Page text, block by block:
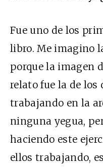
Fue uno de los
libro. Me imagino
porque la imagen
relato fue la de los
trabajando en la
ninguna yegua,
haciendo este
ellos trabajando,